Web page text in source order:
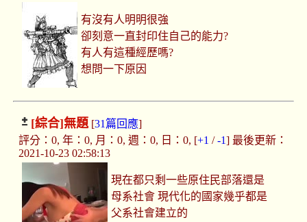
有沒有人明明很強
卻刻意一直封印住自己的能力?
有人有這種經歷嗎?
想問一下原因
[綜合]無題[31篇回應]
評分：0, 年：0, 月：0, 週：0, 日：0, [+1 /-1] 最後更新：
2021-10-23 02:58:13
現在都只剩一些原住民部落還是
母系社會 現代化的國家幾乎都是
父系社會建立的